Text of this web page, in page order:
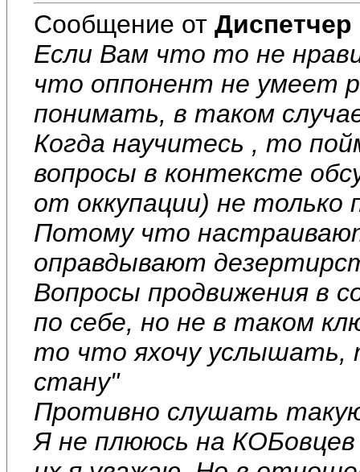
Сообщение от Диспетчер
Если Вам что то не
что оппонент не умеет
понимать, в таком
Когда научитесь , то
вопросы в контексте
от оккупации) не
Потому что
оправдывают
Вопросы продвижения в
по себе, но не в таком
то что яхочу услышать,
стану"
Противно слушать
Я не плююсь на